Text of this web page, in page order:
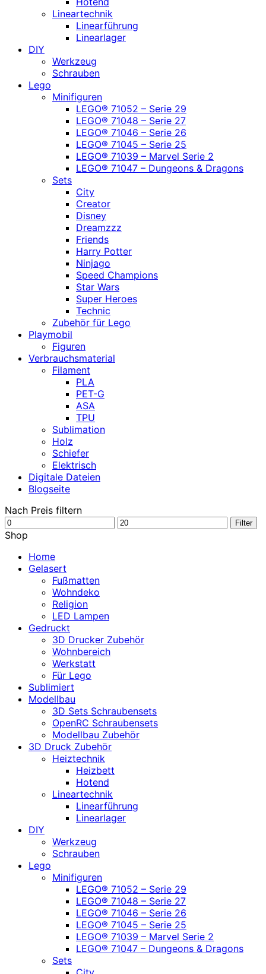
Lineartechnik
Linearführung
Linearlager
DIY
Werkzeug
Schrauben
Lego
Minifiguren
LEGO® 71052 – Serie 29
LEGO® 71048 – Serie 27
LEGO® 71046 – Serie 26
LEGO® 71045 – Serie 25
LEGO® 71039 – Marvel Serie 2
LEGO® 71047 – Dungeons & Dragons
Sets
City
Creator
Disney
Dreamzzz
Friends
Harry Potter
Ninjago
Speed Champions
Star Wars
Super Heroes
Technic
Zubehör für Lego
Playmobil
Figuren
Verbrauchsmaterial
Filament
PLA
PET-G
ASA
TPU
Sublimation
Holz
Schiefer
Elektrisch
Digitale Dateien
Blogseite
Nach Preis filtern
Min.
Preis
Max.
Filter
Shop
Home
Gelasert
Fußmatten
Wohndeko
Religion
LED Lampen
Gedruckt
3D Drucker Zubehör
Wohnbereich
Werkstatt
Für Lego
Sublimiert
Modellbau
3D Sets Schraubensets
OpenRC Schraubensets
Modellbau Zubehör
3D Druck Zubehör
Heiztechnik
Heizbett
Hotend
Lineartechnik
Linearführung
Linearlager
DIY
Werkzeug
Schrauben
Lego
Minifiguren
LEGO® 71052 – Serie 29
LEGO® 71048 – Serie 27
LEGO® 71046 – Serie 26
LEGO® 71045 – Serie 25
LEGO® 71039 – Marvel Serie 2
LEGO® 71047 – Dungeons & Dragons
Sets